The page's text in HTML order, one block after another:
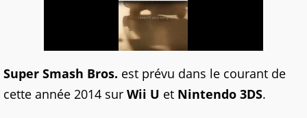
Super Smash Bros. est prévu dans le courant de
cette année 2014 sur Wii U et Nintendo 3DS.